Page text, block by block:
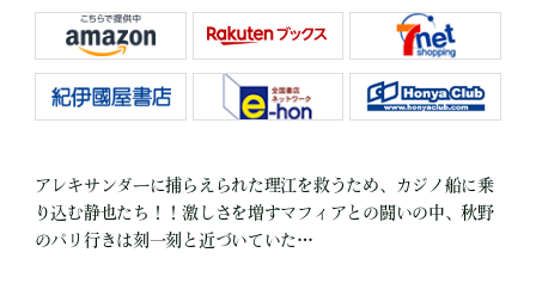
アレキサンダーに捕らえられた理江を救うため、カジノ船に乗
り込む静也たち！！激しさを増すマフィアとの闘いの中、秋野
のパリ行きは刻一刻と近づいていた…